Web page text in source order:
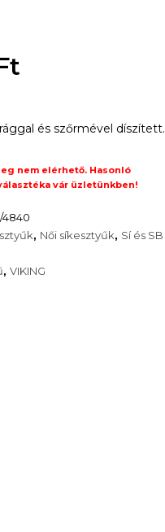
és szőrmével díszített.
nem elérhető. Hasonló
vár üzletünkben!
4840
, Női síkesztyűk, Sí és SB
, VIKING